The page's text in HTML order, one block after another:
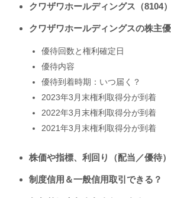
クワザワホールディングス（8104
クワザワホールディングスの株主
優待回数と権利確定日
優待内容
優待到着時期：いつ届く？
2023年3月末権利取得分が到着
2022年3月末権利取得分が到着
2021年3月末権利取得分が到着
株価や指標、利回り（配当／優待
制度信用＆一般信用取引できる？